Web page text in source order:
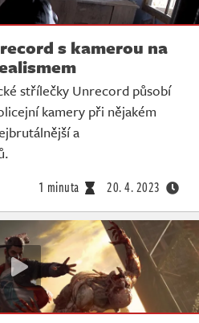
s kamerou na
střílečky Unrecord působí
kamery při nějakém
a
1 minuta 20. 4. 2023